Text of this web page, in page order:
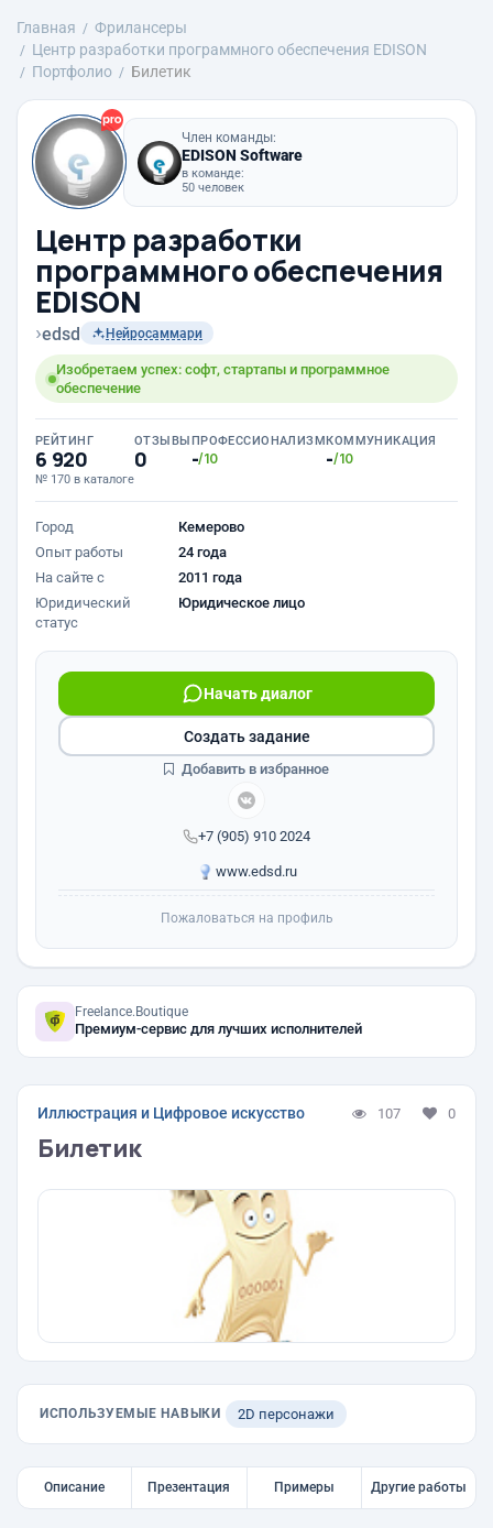
Главная
Фрилансеры
Центр разработки программного обеспечения EDISON
Портфолио
Билетик
Член команды:
EDISON Software
в команде:
50 человек
Центр разработки
программного обеспечения
EDISON
›edsd Нейросаммари
Изобретаем успех: софт, стартапы и программное
обеспечение
РЕЙТИНГ
6 920
№ 170 в каталоге
ОТЗЫВЫ
0
ПРОФЕССИОНАЛИЗМ
-/10
КОММУНИКАЦИЯ
-/10
Город
Кемерово
Опыт работы
24 года
На сайте с
2011 года
Юридический
статус
Юридическое лицо
+7 (905) 910 2024
Начать диалог
www.edsd.ru
Создать задание
Добавить в избранное
Пожаловаться на профиль
Freelance.Boutique
Премиум-сервис для лучших исполнителей
Иллюстрация и Цифровое искусство 107 0
Билетик
ИСПОЛЬЗУЕМЫЕ НАВЫКИ 2D персонажи
Описание Презентация Примеры Другие работы